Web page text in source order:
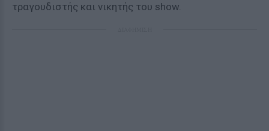
τραγουδιστής και νικητής του show.